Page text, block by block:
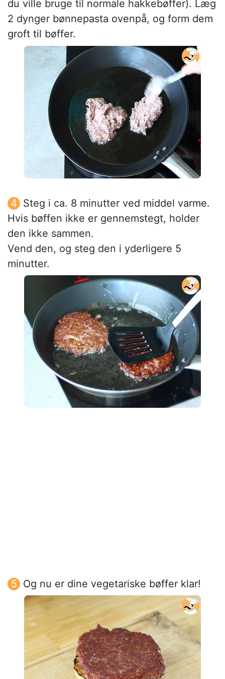
du ville bruge til normale hakkebøffer). Læg
2 dynger bønnepasta ovenpå, og form dem
groft til bøffer.
Steg i ca. 8 minutter ved middel varme.
Hvis bøffen ikke er gennemstegt, holder
den ikke sammen.
Vend den, og steg den i yderligere 5
minutter.
Og nu er dine vegetariske bøffer klar!